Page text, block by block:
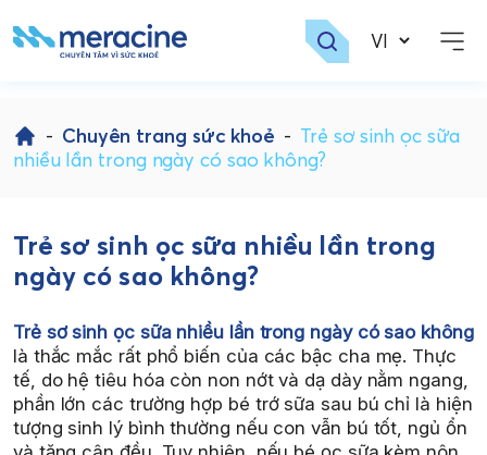
to
content
- Chuyên trang sức khoẻ - Trẻ sơ sinh ọc sữa
nhiều lần trong ngày có sao không?
Trẻ sơ sinh ọc sữa nhiều lần trong
ngày có sao không?
Trẻ sơ sinh ọc sữa nhiều lần trong ngày có sao không
là thắc mắc rất phổ biến của các bậc cha mẹ. Thực
tế, do hệ tiêu hóa còn non nớt và dạ dày nằm ngang,
phần lớn các trường hợp bé trớ sữa sau bú chỉ là hiện
tượng sinh lý bình thường nếu con vẫn bú tốt, ngủ ổn